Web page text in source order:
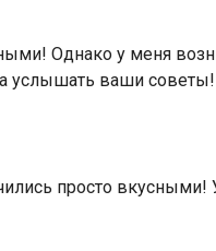
Однако у меня
услышать ваши советы!
просто вкусными!